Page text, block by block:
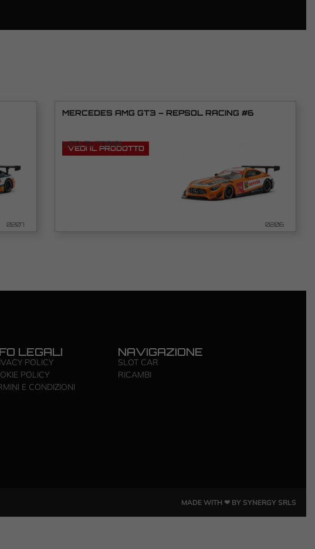
0207
MERCEDES AMG GT3 – REPSOL RACING #6
VEDI TUTORIAL
VEDI IL PRODOTTO
0206
LEGALI
POLICY
POLICY
E CONDIZIONI
NAVIGAZIONE
SLOT CAR
RICAMBI
MADE WITH ❤ BY SYNERGY SRLS